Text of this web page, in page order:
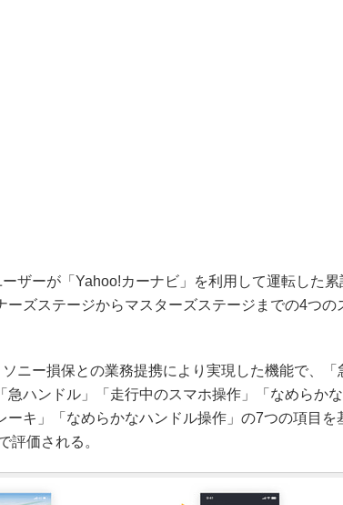
ーザーが「Yahoo!カーナビ」を利用して運転した
ーズステージからマスターズステージまでの4つの
ソニー損保との業務提携により実現した機能で、「
急ハンドル」「走行中のスマホ操作」「なめらか
ーキ」「なめらかなハンドル操作」の7つの項目を
評価される。